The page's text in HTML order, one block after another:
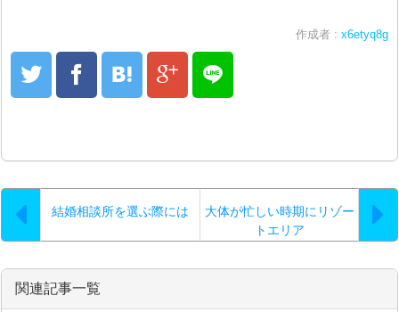
作成者 : x6etyq8g
結婚相談所を選ぶ際には
大体が忙しい時期にリゾー
トエリア
関連記事一覧